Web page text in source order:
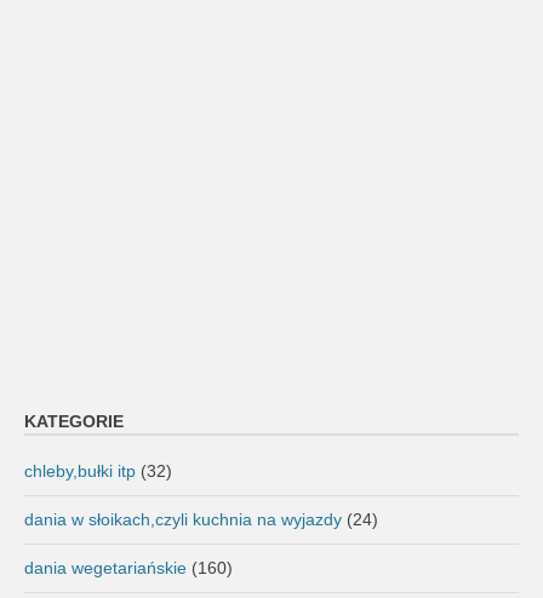
KATEGORIE
chleby,bułki itp (32)
dania w słoikach,czyli kuchnia na wyjazdy (24)
dania wegetariańskie (160)